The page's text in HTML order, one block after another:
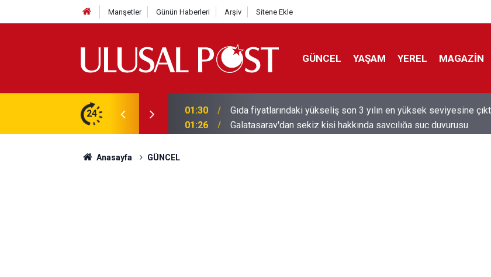
Manşetler Günün Haberleri Arşiv Sitene Ekle
GÜNCEL YAŞAM YEREL MAGAZİN
24
en yüksek seviyesine çıktı 01:26 Galatasaray'dan sekiz kişi hakkında savcılığa suç duyurusu
Anasayfa GÜNCEL